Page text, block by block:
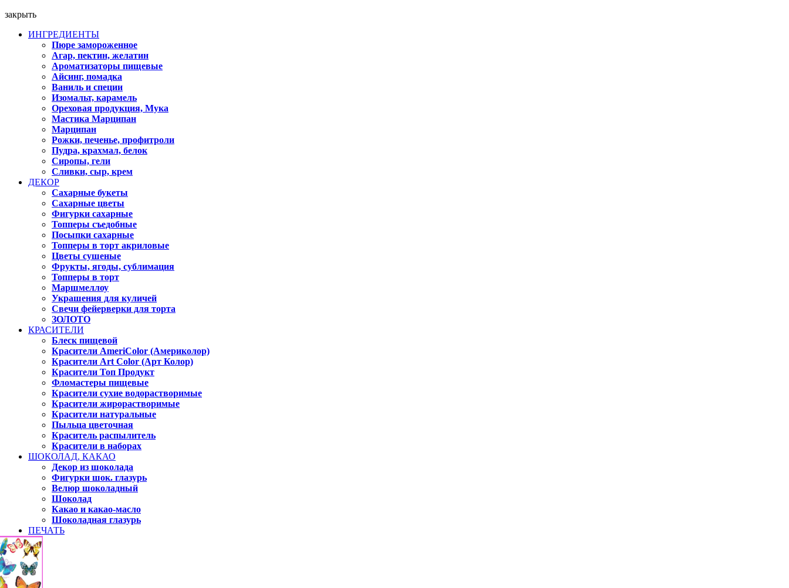
закрыть
ИНГРЕДИЕНТЫ
Пюре замороженное
Агар, пектин, желатин
Ароматизаторы пищевые
Айсинг, помадка
Ваниль и специи
Изомальт, карамель
Ореховая продукция, Мука
Мастика Марципан
Марципан
Рожки, печенье, профитроли
Пудра, крахмал, белок
Сиропы, гели
Сливки, сыр, крем
ДЕКОР
Сахарные букеты
Сахарные цветы
Фигурки сахарные
Топперы съедобные
Посыпки сахарные
Топперы в торт акриловые
Цветы сушеные
Фрукты, ягоды, сублимация
Топперы в торт
Маршмеллоу
Украшения для куличей
Свечи фейерверки для торта
ЗОЛОТО
КРАСИТЕЛИ
Блеск пищевой
Красители AmeriColor (Америколор)
Красители Art Color (Арт Колор)
Красители Топ Продукт
Фломастеры пищевые
Красители сухие водорастворимые
Красители жирорастворимые
Красители натуральные
Пыльца цветочная
Краситель распылитель
Красители в наборах
ШОКОЛАД, КАКАО
Декор из шоколада
Фигурки шок. глазурь
Велюр шоколадный
Шоколад
Какао и какао-масло
Шоколадная глазурь
ПЕЧАТЬ